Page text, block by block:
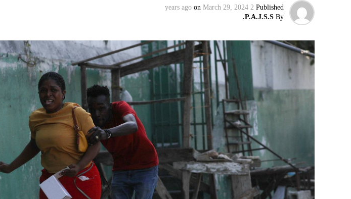
إقليميّاً، أعلن الجيش البيلاروسي أنّه بدأ مناورة للتحقّق من درجة استعداد قاذفات
بإعلان موسكو عن مناورات نووية وستكون «متزامنة» مع التدريبات الروسية،
مينسك ستشمل على وجه الخصوص، أنظمة «إسكندر» الصاروخية وطائرات «سو
في السياق، أشار رئيس أركان القوات المسلّحة البيلاروسية الجنرال فيكتور
إطار هذا الحدث، تمّت إعادة نشر جزء من القوات ووسائل الطيران في مطار
«فور إنجاز عملية الانتشار هذه، سنستعرض المسائل المتعلّقة بالاستعدادات
غير الاستراتيجية».
وفي أوكرانيا، فكّكت أجهزة الأمن شبكة من العملاء التابعين لجهاز الأمن
يعدّون لاغتيال الرئيس الأوكراني» فولوديمير زيلينسكي ومسؤولين كبار آخرين،
الاستخبارات العسكرية كيريلو بودانوف، بناءً على أوامر من موسكو. وأوقفت
ضابطَي أمن، مشيرةً إلى أن المشتبه فيهما اللذَين أوقفا «شخصان برتبة كولونيل»
Published
2 years ago
on March 29, 2024
By
P.A.J.S.S.